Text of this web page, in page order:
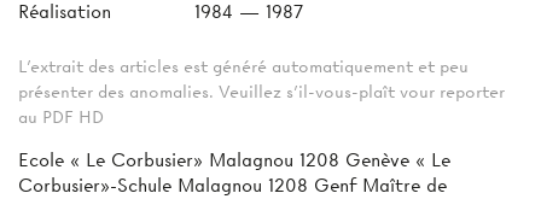
Réalisation
1984 — 1987
L'extrait des articles est généré automatiquement et peu
présenter des anomalies. Veuillez s'il-vous-plaît vour reporter
au PDF HD
Ecole « Le Corbusier» Malagnou 1208 Genève « Le
Corbusier»-Schule Malagnou 1208 Genf Maître de